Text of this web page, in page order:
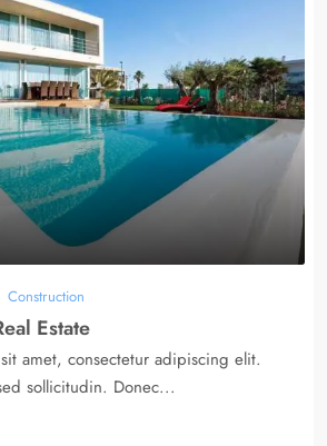
Construction
Estate
amet, consectetur adipiscing elit.
sollicitudin. Donec...